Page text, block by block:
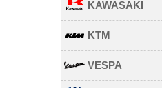
KAWASAKI
KTM
VESPA